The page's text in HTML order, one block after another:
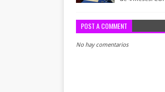
POST A COMMENT
No hay comentarios